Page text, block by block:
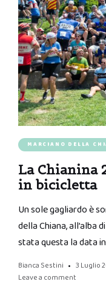
MARCIANO DELLA
La Chianina
in bicicletta
Un sole gagliardo è
della Chiana, all’alba
stata questa la data
Bianca Sestini 3 Luglio
Leave a comment